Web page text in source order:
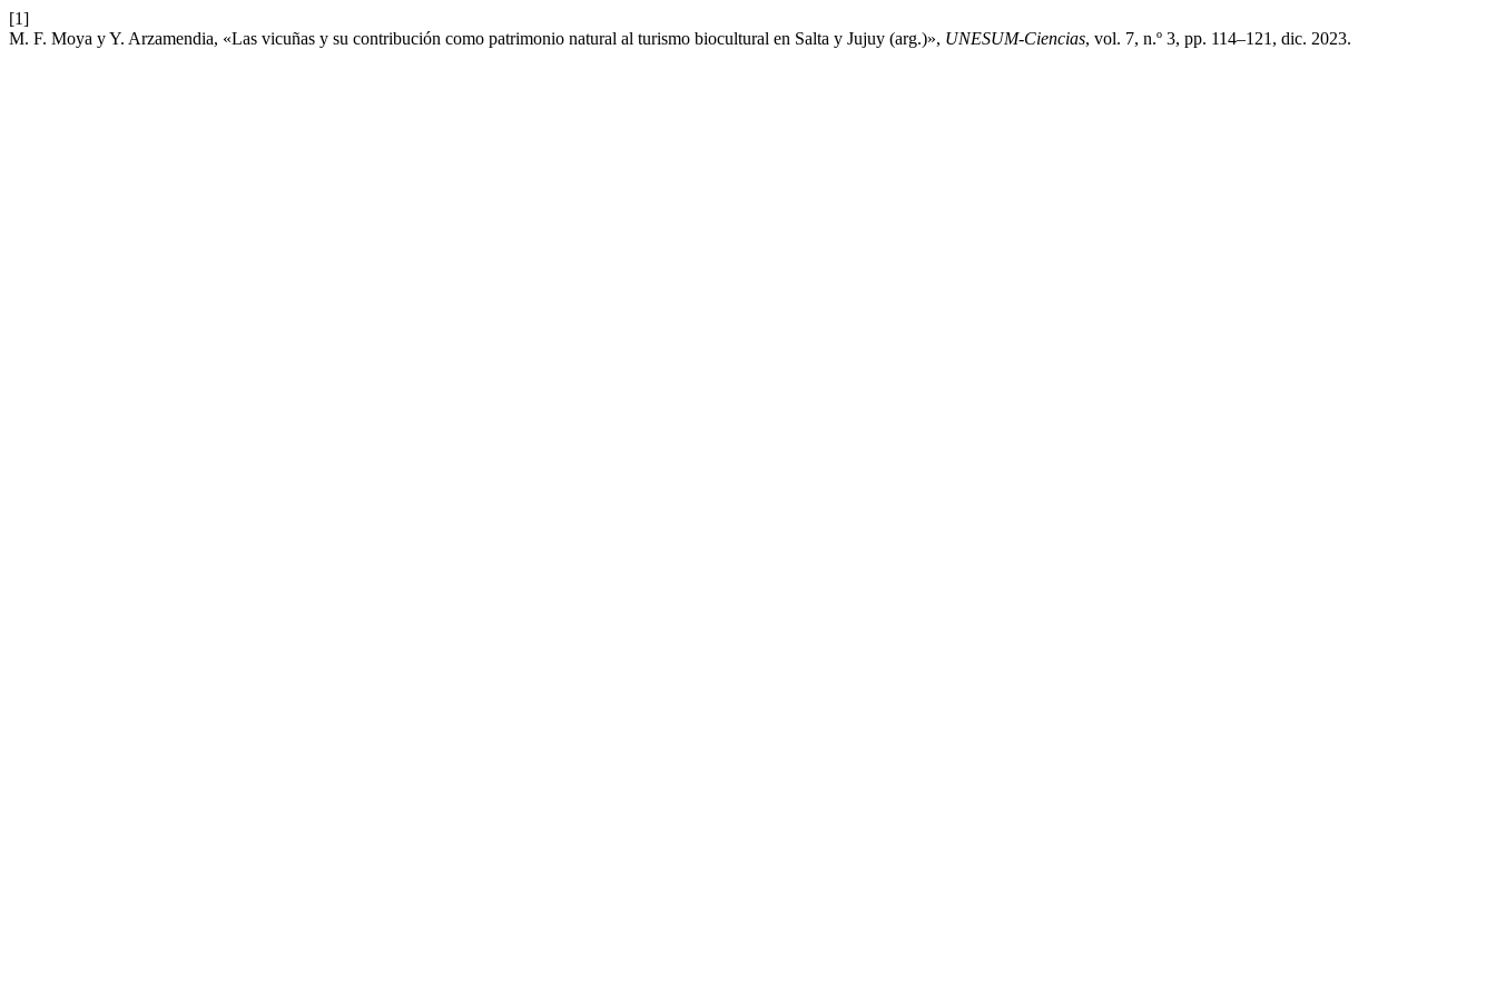
[1]
M. F. Moya y Y. Arzamendia, «Las vicuñas y su contribución como patrimonio natural al turismo biocultural en Salta y Jujuy (arg.)», UNESUM-Ciencias, vol. 7, n.º 3, pp. 114–121, dic. 2023.